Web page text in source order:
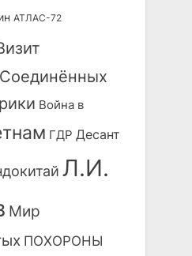
АТЛАС-72
Война в
ГДР Десант
Л.И.
Мир
ПОХОРОНЫ